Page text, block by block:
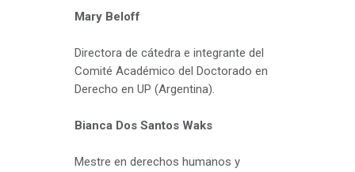
Mary Beloff
Directora de cátedra e integrante del
Comité Académico del Doctorado en
Derecho en UP (Argentina).
Bianca Dos Santos Waks
Mestre en derechos humanos y